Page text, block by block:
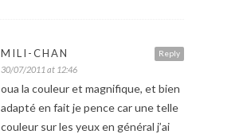
Reply
MILI-CHAN
30/07/2011 at 12:46
oua la couleur et magnifique, et bien
adapté en fait je pence car une telle
couleur sur les yeux en général j’ai